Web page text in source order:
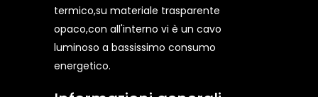
termico,su materiale trasparente
opaco,con all'interno vi è un cavo
luminoso a bassissimo consumo
energetico.